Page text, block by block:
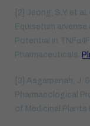
[2] Jeong, S.Y. et
Equisetum
Potential in TNFα/
Pharmaceuticals.
[3] Asgarpanah, J.
Pharmacological
of Medicinal Plants